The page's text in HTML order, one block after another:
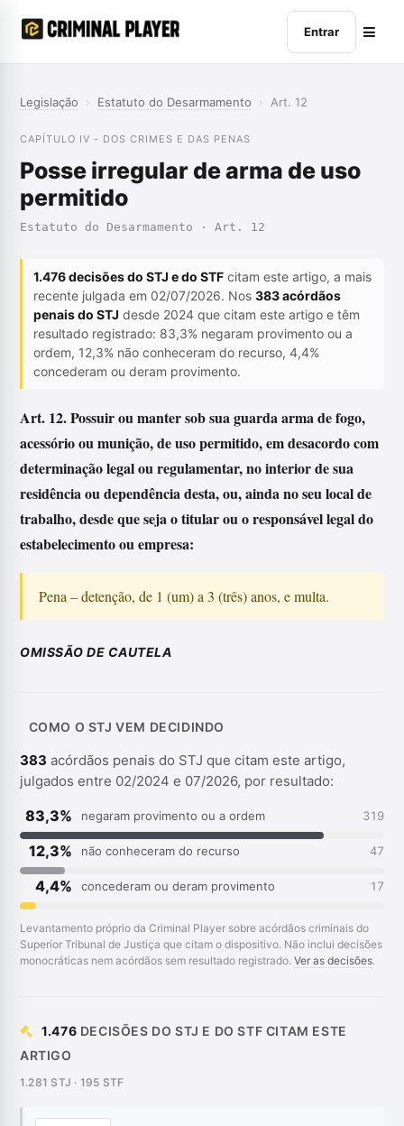
Entrar
Legislação › Estatuto do Desarmamento › Art. 12
CAPÍTULO IV - DOS CRIMES E DAS PENAS
Posse irregular de arma de uso
permitido
Estatuto do Desarmamento · Art. 12
1.476 decisões do STJ e do STF citam este artigo, a mais
recente julgada em 02/07/2026. Nos 383 acórdãos
penais do STJ desde 2024 que citam este artigo e têm
resultado registrado: 83,3% negaram provimento ou a
ordem, 12,3% não conheceram do recurso, 4,4%
concederam ou deram provimento.
Art. 12. Possuir ou manter sob sua guarda arma de fogo,
acessório ou munição, de uso permitido, em desacordo com
determinação legal ou regulamentar, no interior de sua
residência ou dependência desta, ou, ainda no seu local de
trabalho, desde que seja o titular ou o responsável legal do
estabelecimento ou empresa:
Pena – detenção, de 1 (um) a 3 (três) anos, e multa.
OMISSÃO DE CAUTELA
COMO O STJ VEM DECIDINDO
383 acórdãos penais do STJ que citam este artigo,
julgados entre 02/2024 e 07/2026, por resultado:
83,3% negaram provimento ou a ordem 319
12,3% não conheceram do recurso 47
4,4% concederam ou deram provimento 17
Levantamento próprio da Criminal Player sobre acórdãos criminais do
Superior Tribunal de Justiça que citam o dispositivo. Não inclui decisões
monocráticas nem acórdãos sem resultado registrado. Ver as decisões.
1.476 DECISÕES DO STJ E DO STF CITAM ESTE
ARTIGO
1.281 STJ · 195 STF